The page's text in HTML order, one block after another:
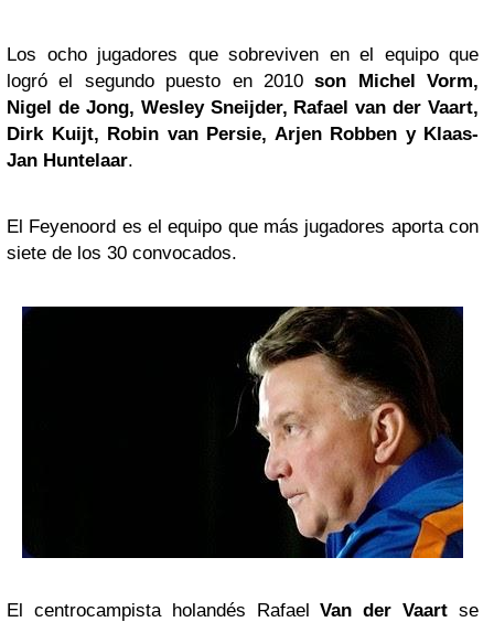
Los ocho jugadores que sobreviven en el equipo que
logró el segundo puesto en 2010son Michel Vorm,
Nigel de Jong, Wesley Sneijder, Rafael van der Vaart,
Dirk Kuijt, Robin van Persie, Arjen Robben y Klaas-
Jan Huntelaar.
El Feyenoord es el equipo que más jugadores aporta con
siete de los 30 convocados.
El centrocampista holandés RafaelVan der Vaart se